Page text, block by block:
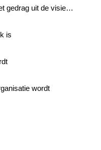
gedrag uit de visie…
is
wordt